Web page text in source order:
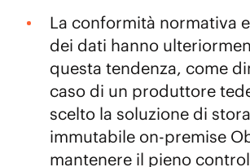
La conformità normativa
dei dati hanno
questa tendenza, come
caso di un produttore
scelto la soluzione di
immutabile on-premise
mantenere il pieno